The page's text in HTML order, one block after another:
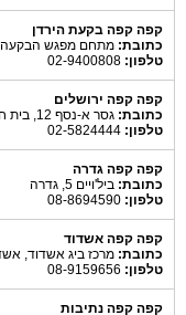
קפה קפה בקעת הירדן
כתובת: מתחם מפגש הבקעה,
טלפון:
קפה קפה ירושלים
כתובת: גסר א-נסף 12, בית חנינא, ירושלים
טלפון:
קפה קפה גדרה
כתובת: ביל'ויים 5, גדרה
טלפון:
קפה קפה אשדוד
כתובת: מרכז ביג אשדוד,
טלפון:
קפה קפה נתיבות